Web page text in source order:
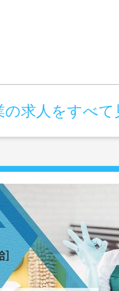
の求人をすべて